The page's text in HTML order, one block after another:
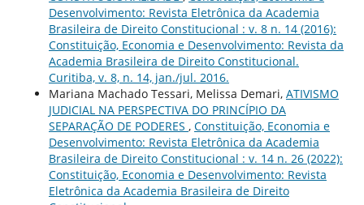
Desenvolvimento: Revista Eletrônica da Academia
Brasileira de Direito Constitucional : v. 8 n. 14 (2016):
Constituição, Economia e Desenvolvimento: Revista da
Academia Brasileira de Direito Constitucional.
Curitiba, v. 8, n. 14, jan./jul. 2016.
Mariana Machado Tessari, Melissa Demari, ATIVISMO
JUDICIAL NA PERSPECTIVA DO PRINCÍPIO DA
SEPARAÇÃO DE PODERES , Constituição, Economia e
Desenvolvimento: Revista Eletrônica da Academia
Brasileira de Direito Constitucional : v. 14 n. 26 (2022):
Constituição, Economia e Desenvolvimento: Revista
Eletrônica da Academia Brasileira de Direito